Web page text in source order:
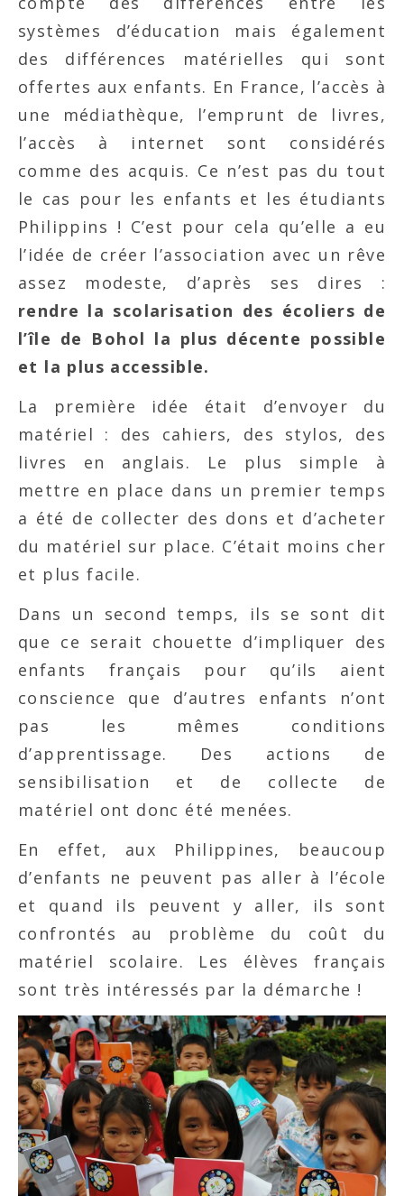
systèmes d’éducation mais également
des différences matérielles qui sont
offertes aux enfants. En France, l’accès à
une médiathèque, l’emprunt de livres,
l’accès à internet sont considérés
comme des acquis. Ce n’est pas du tout
le cas pour les enfants et les étudiants
Philippins ! C’est pour cela qu’elle a eu
l’idée de créer l’association avec un rêve
assez modeste, d’après ses dires :
rendre la scolarisation des écoliers de
l’île de Bohol la plus décente possible
et la plus accessible.
La première idée était d’envoyer du
matériel : des cahiers, des stylos, des
livres en anglais. Le plus simple à
mettre en place dans un premier temps
a été de collecter des dons et d’acheter
du matériel sur place. C’était moins cher
et plus facile.
Dans un second temps, ils se sont dit
que ce serait chouette d’impliquer des
enfants français pour qu’ils aient
conscience que d’autres enfants n’ont
pas les mêmes conditions
d’apprentissage. Des actions de
sensibilisation et de collecte de
matériel ont donc été menées.
En effet, aux Philippines, beaucoup
d’enfants ne peuvent pas aller à l’école
et quand ils peuvent y aller, ils sont
confrontés au problème du coût du
matériel scolaire. Les élèves français
sont très intéressés par la démarche !